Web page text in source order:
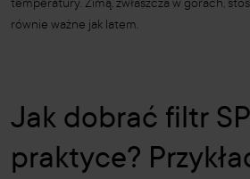
temperatury. Zimą, zwłaszcza w górach,
równie ważne jak latem.
Jak dobrać filtr
praktyce?